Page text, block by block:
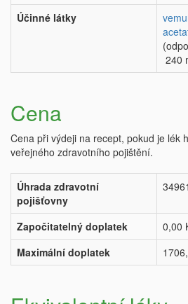
Účinné látky
240
Cena
Cena při výdeji na recept, pokud je lék
veřejného zdravotního pojištění.
Úhrada zdravotní
pojišťovny
Započitatelný doplatek
0,00
Maximální doplatek